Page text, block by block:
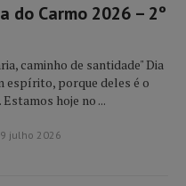
do Carmo 2026 – 2º
caminho de santidade" Dia
espírito, porque deles é o
hoje no ...
julho 2026